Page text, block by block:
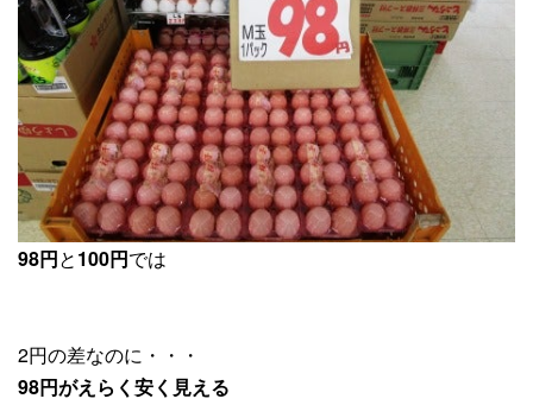
98円と100円では
2円の差なのに・・・
98円がえらく安く見える